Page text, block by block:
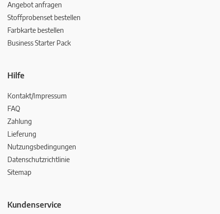
Angebot anfragen
Stoffprobenset bestellen
Farbkarte bestellen
Business Starter Pack
Hilfe
Kontakt/Impressum
FAQ
Zahlung
Lieferung
Nutzungsbedingungen
Datenschutzrichtlinie
Sitemap
Kundenservice